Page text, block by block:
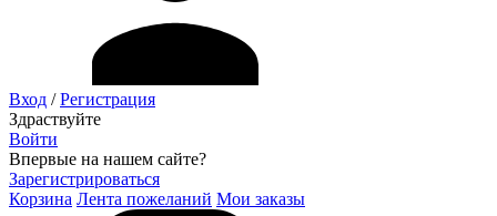
Вход /Регистрация
Здраствуйте
Войти
Впервые на нашем сайте?
Зарегистрироваться
Корзина Лента пожеланий Мои заказы